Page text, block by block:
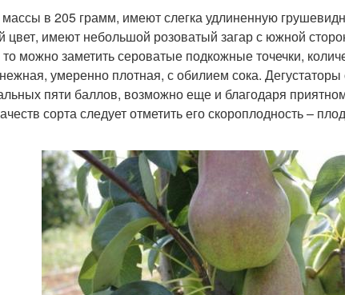
массы в 205 грамм, имеют слегка удлиненную
цвет, имеют небольшой розоватый загар с южной
можно заметить сероватые подкожные точечки,
умеренно плотная, с обилием сока.
пяти баллов, возможно еще и благодаря
сорта следует отметить его скороплодность –